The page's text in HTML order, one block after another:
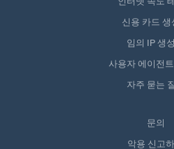
신용 카드 생
임의 IP 생
사용자 에이전
자주 묻는
문의
악용 신고